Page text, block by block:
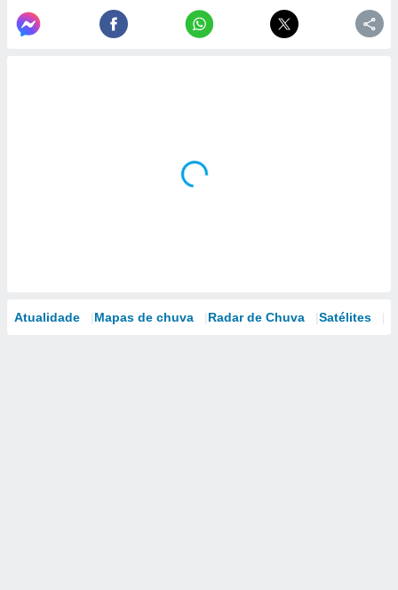
Atualidade Mapas de chuva Radar de Chuva Satélites